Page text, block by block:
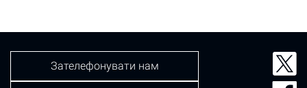
Зателефонувати нам